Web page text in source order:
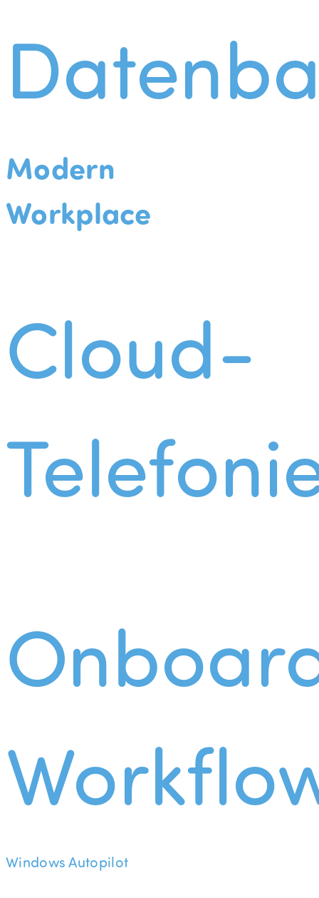
Modern
Workplace
Cloud-
Windows Autopilot